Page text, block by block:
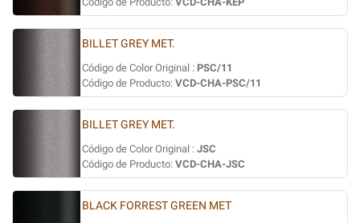
BILLET GREY MET.
Código de Color Original : PSC/11
Código de Producto: VCD-CHA-PSC/11
BILLET GREY MET.
Código de Color Original : JSC
Código de Producto: VCD-CHA-JSC
BLACK FORREST GREEN MET